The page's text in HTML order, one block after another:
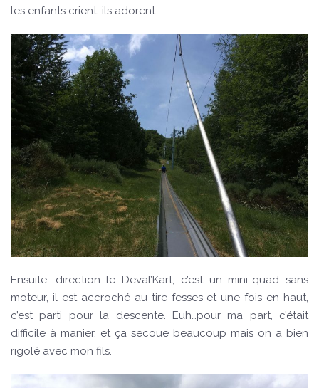
les enfants crient, ils adorent.
Ensuite, direction le Deval’Kart, c’est un mini-quad sans
moteur, il est accroché au tire-fesses et une fois en haut,
c’est parti pour la descente. Euh…pour ma part, c’était
difficile à manier, et ça secoue beaucoup mais on a bien
rigolé avec mon fils.